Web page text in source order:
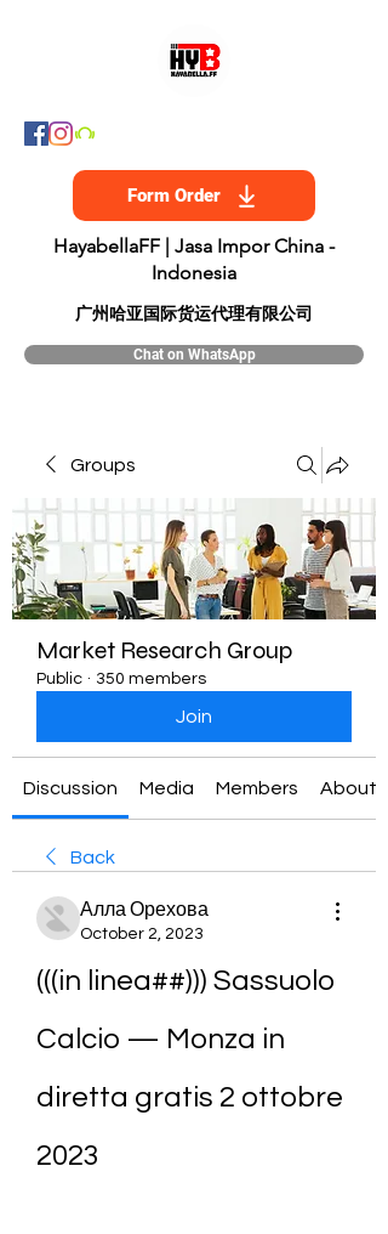
Form Order
HayabellaFF | Jasa Impor China -
Indonesia
​广州哈亚国际货运代理有限公司
Chat on WhatsApp
Groups
Market Research Group
Public · 350 members
Join
Discussion Media Members About
Back
Алла Орехова
October 2, 2023
(((in linea##))) Sassuolo
Calcio — Monza in
diretta gratis 2 ottobre
2023